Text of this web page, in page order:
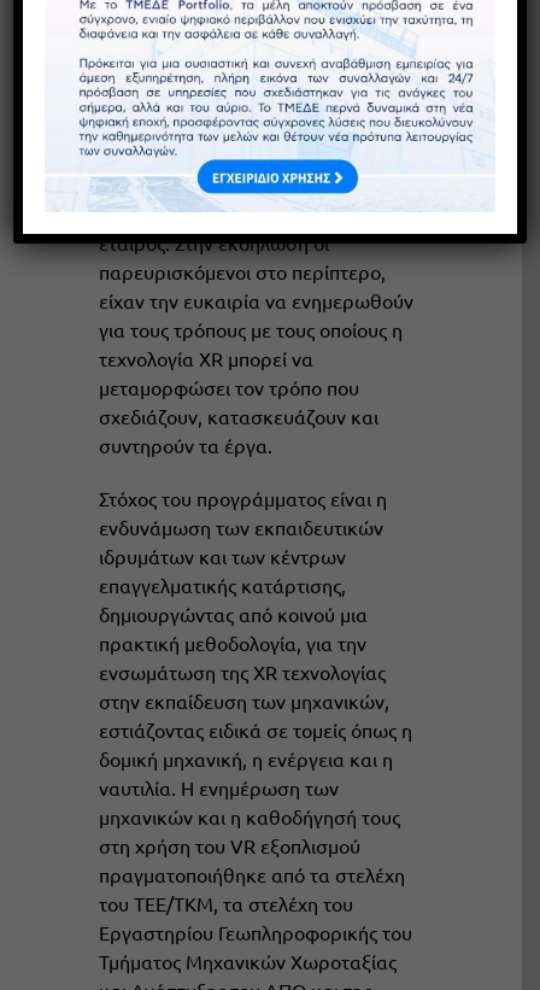
Με μεγάλη επιτυχία ολοκληρώθηκε
το απόγευμα της Τρίτης 9
Σεπτεμβρίου, στο κοινό περίπτερο
του ΤΕΕ με το ΤΜΕΔΕ, στην 89ηΔΕΘ,
δράση στο πλαίσιο του ευρωπαϊκού
έργου Erasmus +Alliance4XR , στο
οποίο συμμετέχει το ΤΕΕ/ΤΚΜ ως
εταίρος. Στην εκδήλωση οι
παρευρισκόμενοι στο περίπτερο,
είχαν την ευκαιρία να ενημερωθούν
για τους τρόπους με τους οποίους η
τεχνολογία XR μπορεί να
μεταμορφώσει τον τρόπο που
σχεδιάζουν, κατασκευάζουν και
συντηρούν τα έργα.
Στόχος του προγράμματος είναι η
ενδυνάμωση των εκπαιδευτικών
ιδρυμάτων και των κέντρων
επαγγελματικής κατάρτισης,
δημιουργώντας από κοινού μια
πρακτική μεθοδολογία, για την
ενσωμάτωση της XR τεχνολογίας
στην εκπαίδευση των μηχανικών,
εστιάζοντας ειδικά σε τομείς όπως η
δομική μηχανική, η ενέργεια και η
ναυτιλία. Η ενημέρωση των
μηχανικών και η καθοδήγησή τους
στη χρήση του VR εξοπλισμού
πραγματοποιήθηκε από τα στελέχη
του ΤΕΕ/ΤΚΜ, τα στελέχη του
Εργαστηρίου Γεωπληροφορικής του
Τμήματος Μηχανικών Χωροταξίας